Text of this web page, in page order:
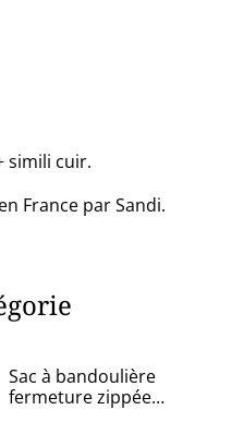
simili cuir.
France par Sandi.
Sac à bandoulière
fermeture zippée